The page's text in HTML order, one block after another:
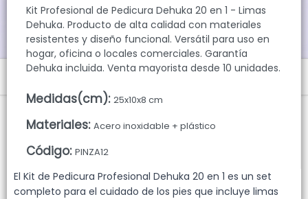
Kit Profesional de Pedicura Dehuka 20 en 1 - Limas
Dehuka. Producto de alta calidad con materiales
resistentes y diseño funcional. Versátil para uso en
hogar, oficina o locales comerciales. Garantía
Dehuka incluida. Venta mayorista desde 10 unidades.
Medidas(cm): 25x10x8 cm
Materiales: Acero inoxidable + plástico
Código: PINZA12
El Kit de Pedicura Profesional Dehuka 20 en 1 es un set
completo para el cuidado de los pies que incluye limas
QUIÉNES SOMOS
GARANTIAS
Kit Profesional de Pedicura Dehuka 20 en 1 - Limas Dehuka. Producto
Versátil para uso en hogar, oficina o locales comerciales. Garantía
Lista vacía